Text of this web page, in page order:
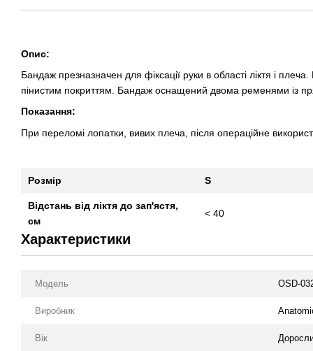
Опис:
Бандаж презназначен для фіксації руки в області ліктя і
пінистим покриттям. Бандаж оснащений двома ременями із
Показання:
При переломі лопатки, вивих плеча, після операційне
Розмір S
Відстань від ліктя до зап'ястя,
см
< 40
Характеристики
Модель OSD-
Виробник
Вік